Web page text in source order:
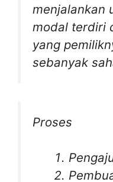
menjalankan
modal terdiri
yang
sebanyak
Proses